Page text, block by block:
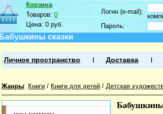
Корзина
Товаров:0
Цена:0 руб.
Логин (e-mail):
Пароль:
Бабушкины сказки
Личное пространство Доставка
Жанры: Книги / Книги для детей / Детская